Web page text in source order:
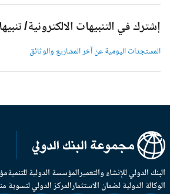
إشترك في التنبيهات الالكترونية/
المستجدات اليومية عن آخر المشاريع والوثائق
الدولي للإنشاء والتعميرالمؤسسة الدولية للتنمية
الدولية لضمان الاستثمارالمركز الدولي لتسوية